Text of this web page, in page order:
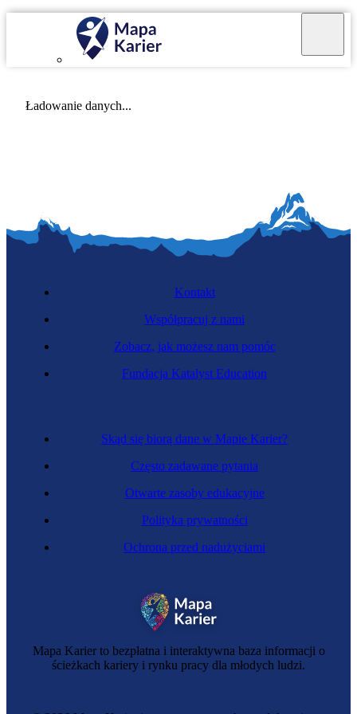
Ładowanie danych...
Mapa Karier to bezpłatna i interaktywna baza informacji o
ścieżkach kariery i rynku pracy dla młodych ludzi.
Skąd się biorą dane w Mapie Karier?
Często zadawane pytania
Otwarte zasoby edukacyjne
Polityka prywatności
Ochrona przed nadużyciami
Kontakt
Współpracuj z nami
Zobacz, jak możesz nam pomóc
Fundacja Katalyst Education